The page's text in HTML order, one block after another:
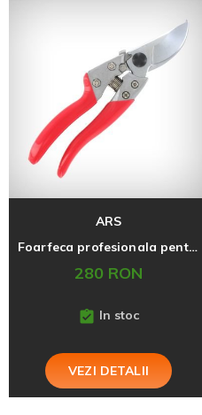
ARS
Foarfeca profesionala pentru pomi si vita de vie VS-8XZ, ARS, fabricata in Japonia, marime M
280 RON
In stoc
VEZI DETALII